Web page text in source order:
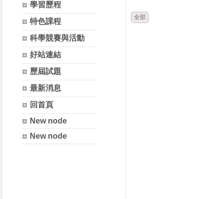
學習歷程
特色課程
科學競賽與活動
好站連結
歷屆試題
最新消息
回首頁
New node
New node
全部